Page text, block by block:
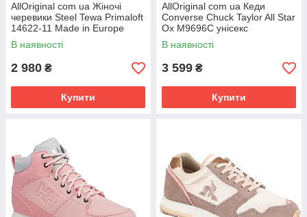
AllOriginal com ua Жіночі
черевики Steel Tewa Primaloft
14622-11 Made in Europe
РОЗМІРИ ЗАПИТУЙТЕ
В наявності
2 980 ₴
Купити
AllOriginal com ua Кеди
Converse Chuck Taylor All Star
Ox M9696C унісекс
(Червоний) РОЗМІРИ
ЗАПИТУЙТЕ
В наявності
3 599 ₴
Купити